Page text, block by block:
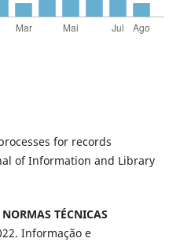
for records
of Information and Library
TÉCNICAS
Informação e